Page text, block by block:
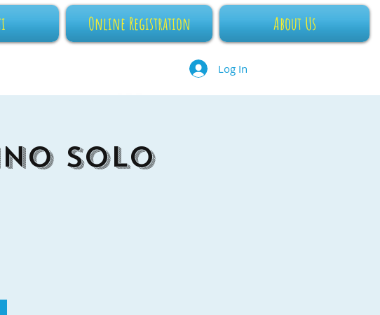
Online Registration About Us
Log In
SOLO